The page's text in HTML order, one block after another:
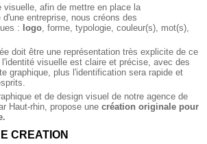
visuelle, afin de mettre en place la
entreprise, nous créons des
: logo, forme, typologie, couleur(s), mot(s),
doit être une représentation très explicite de ce
visuelle est claire et précise, avec des
graphique, plus l'identification sera rapide et
et de design visuel de notreagence de
Haut-rhin, propose unecréation originale pour
CREATION